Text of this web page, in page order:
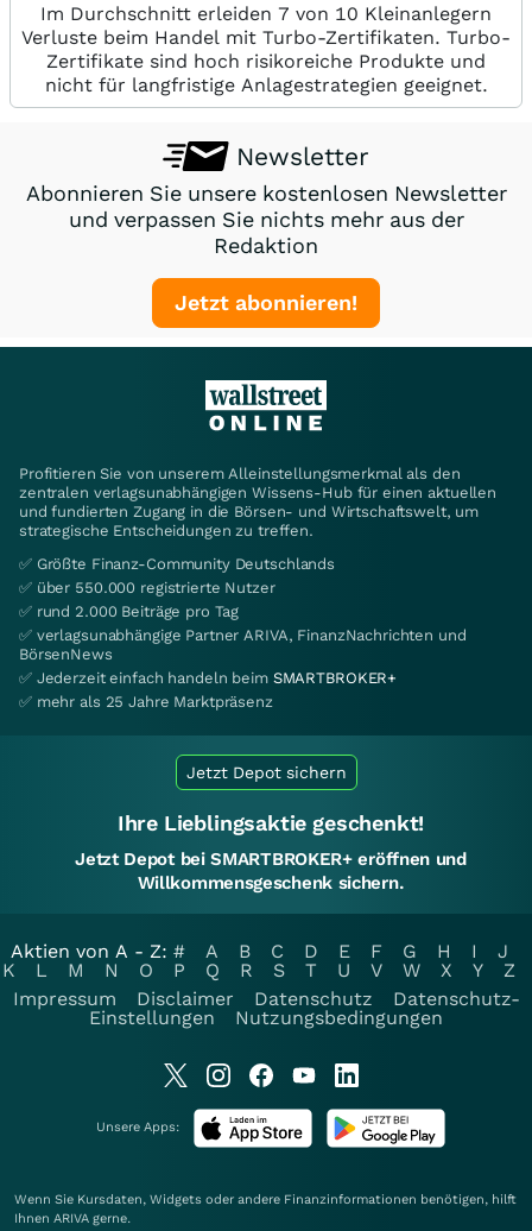
Im Durchschnitt erleiden 7 von 10 Kleinanlegern
Verluste beim Handel mit Turbo-Zertifikaten. Turbo-
Zertifikate sind hoch risikoreiche Produkte und
nicht für langfristige Anlagestrategien geeignet.
Newsletter
Abonnieren Sie unsere kostenlosen Newsletter
und verpassen Sie nichts mehr aus der
Redaktion
Jetzt abonnieren!
Profitieren Sie von unserem Alleinstellungsmerkmal als den
zentralen verlagsunabhängigen Wissens-Hub für einen aktuellen
und fundierten Zugang in die Börsen- und Wirtschaftswelt, um
strategische Entscheidungen zu treffen.
✅ Größte Finanz-Community Deutschlands
✅ über 550.000 registrierte Nutzer
✅ rund 2.000 Beiträge pro Tag
✅ verlagsunabhängige Partner ARIVA, FinanzNachrichten und
BörsenNews
✅ Jederzeit einfach handeln beim SMARTBROKER+
✅ mehr als 25 Jahre Marktpräsenz
Jetzt Depot sichern
Ihre Lieblingsaktie geschenkt!
Jetzt Depot bei SMARTBROKER+ eröffnen und
Willkommensgeschenk sichern.
Aktien von A - Z: # A B C D E F G H I
J
K
L M N O P Q R S T U V W X Y
Z
Impressum
Disclaimer Datenschutz
Datenschutz-
Einstellungen
Nutzungsbedingungen
Unsere Apps:
Wenn Sie Kursdaten, Widgets oder andere Finanzinformationen benötigen, hilft
Ihnen ARIVA gerne.